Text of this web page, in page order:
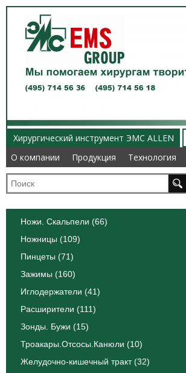
Хирургический инструмент ЭМС ALLEN
О компании
Продукция Технология
О компании
Продукция Технология
Ножи. Скальпели (66)
Ножницы (109)
Пинцеты (71)
Зажимы (160)
Иглодержатели (41)
Расширители (111)
Зонды. Бужи (15)
Троакары.Отсосы.Канюли (10)
Желудочно-кишечный тракт (32)